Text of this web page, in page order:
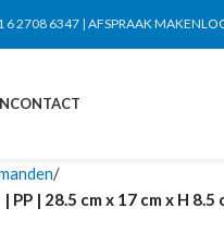
6 2708 6347 | AFSPRAAK MAKEN
CONTACT
| 28.5 cm x 17 cm x H 8.5